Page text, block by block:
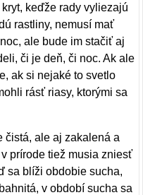
keďže rady vyliezajú
rastliny, nemusí mať
ale bude im stačiť aj
či je deň, či noc. Ak ale
ak si nejaké to svetlo
rásť riasy, ktorými sa
čistá, ale aj zakalená a
prírode tiež musia zniesť
sa blíži obdobie sucha,
v období sucha sa